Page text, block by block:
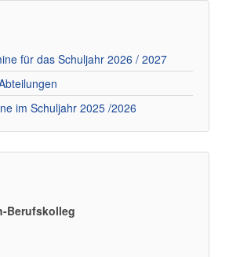
für das Schuljahr 2026 / 2027
im Schuljahr 2025 /2026
Berufskolleg